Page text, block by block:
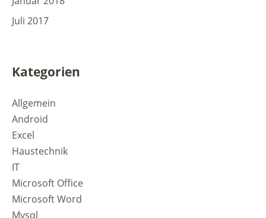
Juli 2017
Kategorien
Allgemein
Android
Excel
Haustechnik
IT
Microsoft Office
Microsoft Word
Mysql